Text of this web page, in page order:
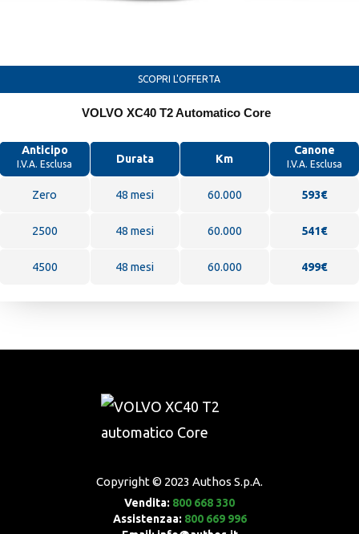
Prodotti in evidenza
SCOPRI L'OFFERTA
VOLVO XC40 T2 Automatico Core
Anticipo
I.V.A. Esclusa Durata Km
Canone
I.V.A. Esclusa
Zero 48 mesi 60.000 593€
2500 48 mesi 60.000 541€
4500 48 mesi 60.000 499€
Copyright © 2023 Authos S.p.A.
Vendita: 800 668 330
Assistenzaa: 800 669 996